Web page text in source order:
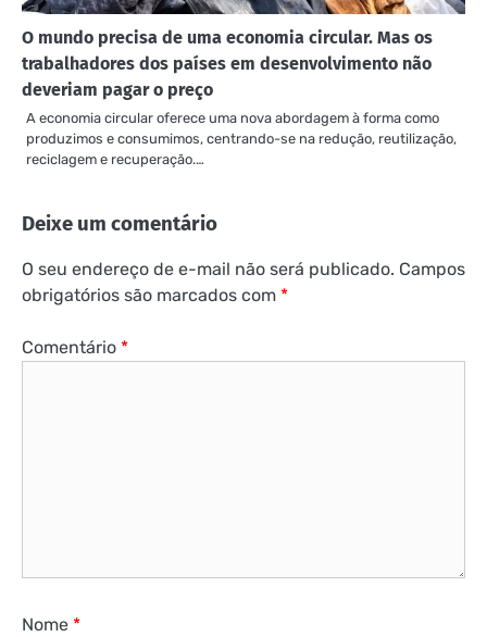
O mundo precisa de uma economia circular. Mas os
trabalhadores dos países em desenvolvimento não
deveriam pagar o preço
A economia circular oferece uma nova abordagem à forma como
produzimos e consumimos, centrando-se na redução, reutilização,
reciclagem e recuperação.…
Deixe um comentário
O seu endereço de e-mail não será publicado. Campos
obrigatórios são marcados com *
Comentário *
Nome *